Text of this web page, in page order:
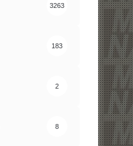
3263
183
2
8